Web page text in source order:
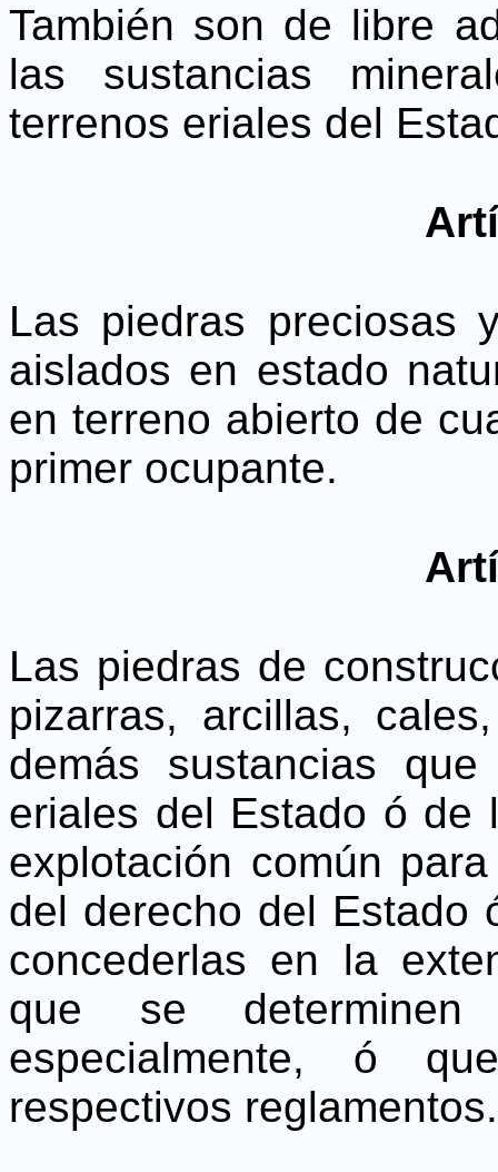
También son de libre
las sustancias
terrenos eriales del
Las piedras preciosas
aislados en estado
en terreno abierto de
primer ocupante.
Las piedras de
pizarras, arcillas,
demás sustancias
eriales del Estado ó de
explotación común
del derecho del Estado
concederlas en la
que se determinen
especialmente, ó
respectivos reglamentos.